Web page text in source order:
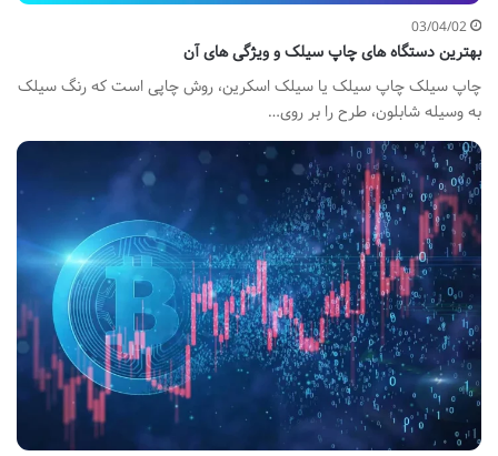
03/04/02
بهترین دستگاه های چاپ سیلک و ویژگی های آن
چاپ سیلک چاپ سیلک یا سیلک اسکرین، روش چاپی است که رنگ سیلک
به وسیله شابلون، طرح را بر روی…